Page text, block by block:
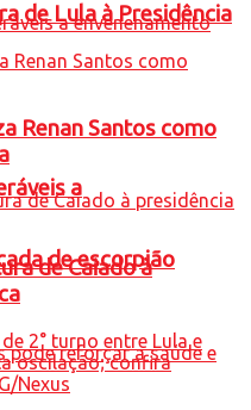
a
de escorpião
de Lula à Presidência
Renan Santos como
de Caiado à